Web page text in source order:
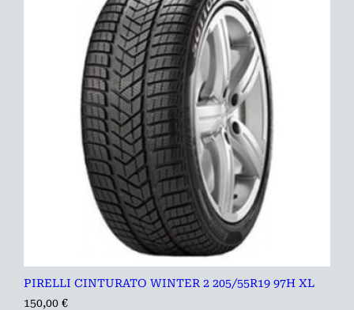
PIRELLI CINTURATO WINTER 2 205/55R19 97H XL
150,00 €